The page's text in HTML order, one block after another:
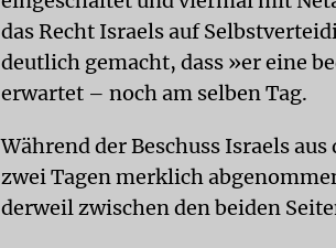
das Recht Israels auf
deutlich gemacht, dass »er eine
erwartet – noch am selben Tag.
Während der Beschuss Israels
zwei Tagen merklich
derweil zwischen den beiden